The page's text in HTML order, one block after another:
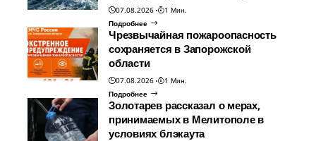
07.08.2026
1 Мин.
Подробнее
Чрезвычайная пожароопасность
сохраняется в Запорожской
области
07.08.2026
1 Мин.
Подробнее
Золотарев рассказал о мерах,
принимаемых в Мелитополе в
условиях блэкаута